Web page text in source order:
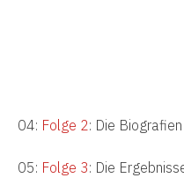
04: Folge 2: Die Biografien
05: Folge 3: Die